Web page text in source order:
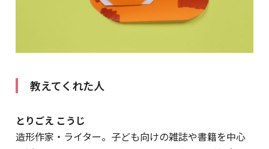
教えてくれた人
とりごえ こうじ
造形作家・ライター。子ども向けの雑誌や書籍を中心